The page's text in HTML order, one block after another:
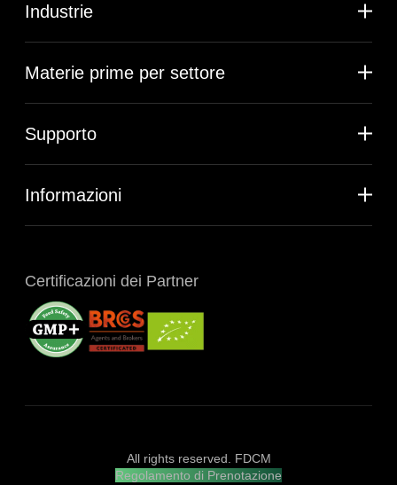
Industrie
Materie prime per settore
Supporto
Informazioni
Certificazioni dei Partner
All rights reserved. FDCM
Regolamento di Prenotazione